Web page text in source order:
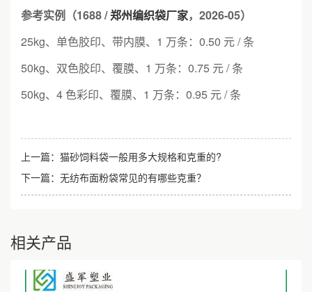
参考实例（1688 /郑州编织袋厂家，2026-05）
25kg、单色胶印、带内膜、1 万条：0.50 元 / 条
50kg、双色胶印、覆膜、1 万条：0.75 元 / 条
50kg、4 色彩印、覆膜、1 万条：0.95 元 / 条
上一篇： 猫砂饲料袋一般用多大规格和克重的?
下一篇： 无纺布面粉袋常见的有哪些克重？
相关产品